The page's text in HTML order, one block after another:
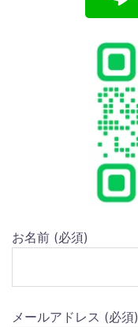
お名前 (必須)
メールアドレス (必須)